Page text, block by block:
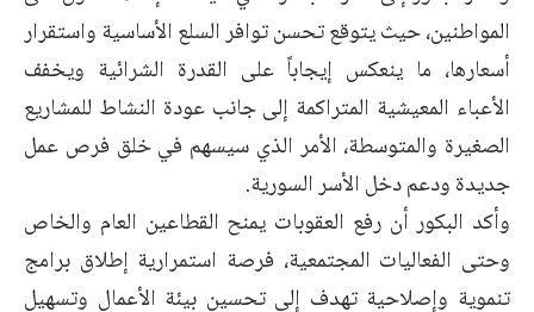
المواطنين، حيث يتوقع تحسن توافر السلع الأساسية واستقرار
أسعارها، ما ينعكس إيجاباً على القدرة الشرائية ويخفف
الأعباء المعيشية المتراكمة إلى جانب عودة النشاط للمشاريع
الصغيرة والمتوسطة، الأمر الذي سيسهم في خلق فرص عمل
جديدة ودعم دخل الأسر السورية.
وأكد البكور أن رفع العقوبات يمنح القطاعين العام والخاص
وحتى الفعاليات المجتمعية، فرصة استمرارية إطلاق برامج
تنموية وإصلاحية تهدف إلى تحسين بيئة الأعمال وتسهيل